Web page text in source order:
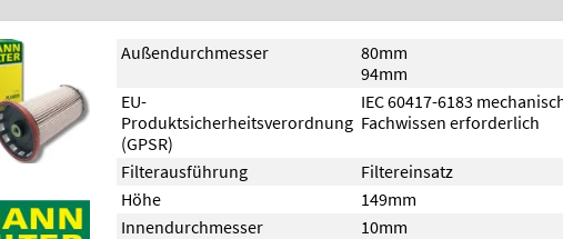
Außendurchmesser
80mm
94mm
EU-
Produktsicherheitsverordnung
(GPSR)
IEC 60417-6183
Fachwissen erforderlich
Filterausführung
Filtereinsatz
Höhe
149mm
Innendurchmesser
10mm